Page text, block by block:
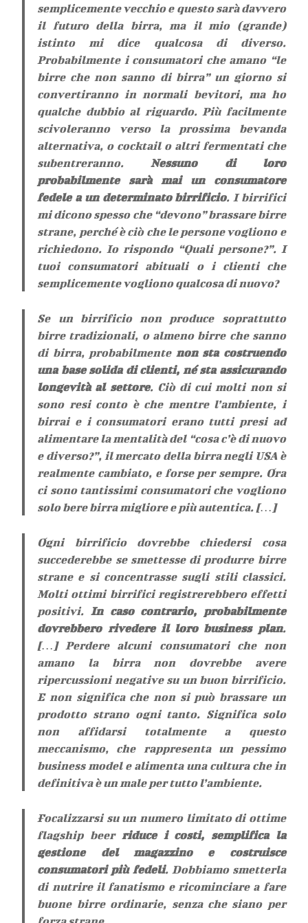
semplicemente vecchio e questo sarà davvero
il futuro della birra, ma il mio (grande)
istinto mi dice qualcosa di diverso.
Probabilmente i consumatori che amano “le
birre che non sanno di birra” un giorno si
convertiranno in normali bevitori, ma ho
qualche dubbio al riguardo. Più facilmente
scivoleranno verso la prossima bevanda
alternativa, o cocktail o altri fermentati che
subentreranno.Nessuno di loro
probabilmente sarà mai un consumatore
fedele a un determinato birrificio. I birrifici
mi dicono spesso che “devono” brassare birre
strane, perché è ciò che le persone vogliono e
richiedono. Io rispondo “Quali persone?”. I
tuoi consumatori abituali o i clienti che
semplicemente vogliono qualcosa di nuovo?
Se un birrificio non produce soprattutto
birre tradizionali, o almeno birre che sanno
di birra, probabilmente non sta costruendo
una base solida di clienti, né sta assicurando
longevità al settore. Ciò di cui molti non si
sono resi conto è che mentre l’ambiente, i
birrai e i consumatori erano tutti presi ad
alimentare la mentalità del “cosa c’è di nuovo
e diverso?”, il mercato della birra negli USA è
realmente cambiato, e forse per sempre. Ora
ci sono tantissimi consumatori che vogliono
solo bere birra migliore e più autentica. […]
Ogni birrificio dovrebbe chiedersi cosa
succederebbe se smettesse di produrre birre
strane e si concentrasse sugli stili classici.
Molti ottimi birrifici registrerebbero effetti
positivi. In caso contrario, probabilmente
dovrebbero rivedere il loro business plan.
[…] Perdere alcuni consumatori che non
amano la birra non dovrebbe avere
ripercussioni negative su un buon birrificio.
E non significa che non si può brassare un
prodotto strano ogni tanto. Significa solo
non affidarsi totalmente a questo
meccanismo, che rappresenta un pessimo
business model e alimenta una cultura che in
definitiva è un male per tutto l’ambiente.
Focalizzarsi su un numero limitato di ottime
flagship beer riduce i costi, semplifica la
gestione del magazzino e costruisce
consumatori più fedeli. Dobbiamo smetterla
di nutrire il fanatismo e ricominciare a fare
buone birre ordinarie, senza che siano per